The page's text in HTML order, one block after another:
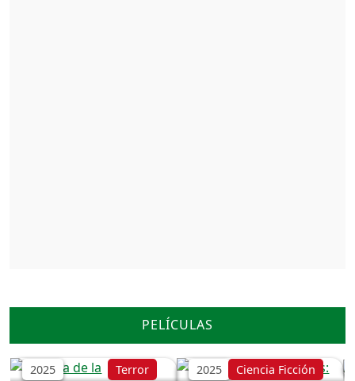
PELÍCULAS
2025 Terror
Los Cuatro Fantásticos:
2025 Ciencia Ficción